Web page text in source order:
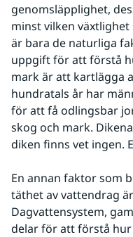
genomsläpplighet,
minst vilken
är bara de naturliga
uppgift för att förstå
mark är att kartlägga
hundratals år har
för att få odlingsbar
skog och mark.
diken finns vet ingen.
En annan faktor som
täthet av vattendrag
Dagvattensystem,
delar för att förstå